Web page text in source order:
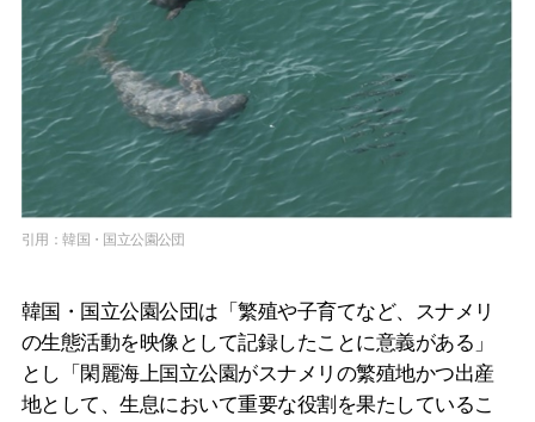
引用：韓国・国立公園公団
韓国・国立公園公団は「繁殖や子育てなど、スナメリ
の生態活動を映像として記録したことに意義がある」
とし「閑麗海上国立公園がスナメリの繁殖地かつ出産
地として、生息において重要な役割を果たしているこ